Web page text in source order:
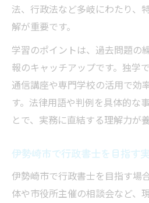
行政書士の視点で見
群馬県伊勢崎市の外国人背
行政書士から見た伊
伊勢崎市で行政書士
行政書士が支える外
行政書士が注目する
行政書士と外国人支援
現場で役立つ在留資格支援
行政書士が提案する
法、行政法など多岐にわたり、
解が重要です。
学習のポイントは、過去問題の
報のキャッチアップです。独学
通信講座や専門学校の活用で効
す。法律用語や判例を具体的な
とで、実務に直結する理解力が養
伊勢崎市で行政書士を目指す
伊勢崎市で行政書士を目指す場
体や市役所主催の相談会など、